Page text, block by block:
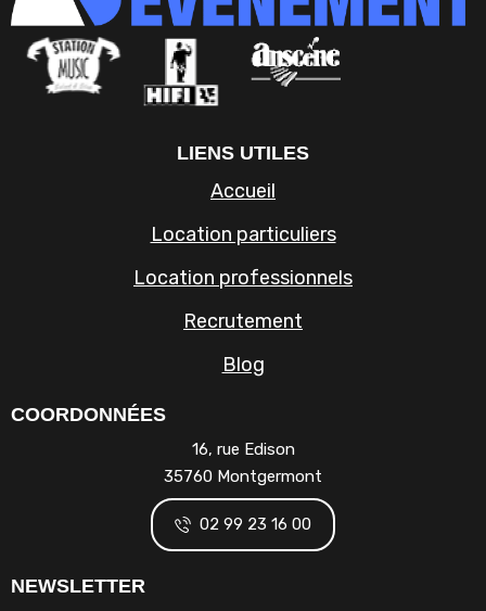
LIENS UTILES
Accueil
Location particuliers
Location professionnels
Recrutement
Blog
COORDONNÉES
16, rue Edison
35760 Montgermont
02 99 23 16 00
NEWSLETTER